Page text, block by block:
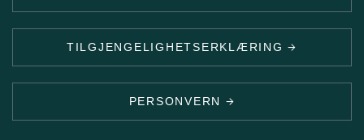
TILGJENGELIGHETSERKLÆRING
PERSONVERN